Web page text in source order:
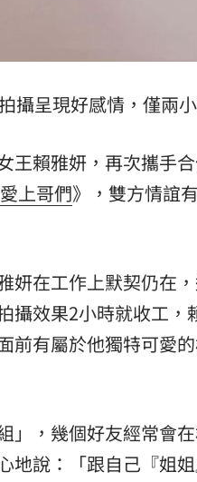
拍攝呈現好感情，僅兩
王賴雅妍，再次攜手
愛上哥們》，雙方情誼
妍在工作上默契仍在
攝效果2小時就收工
前有屬於他獨特可愛
」，幾個好友經常會
說：「跟自己『姐